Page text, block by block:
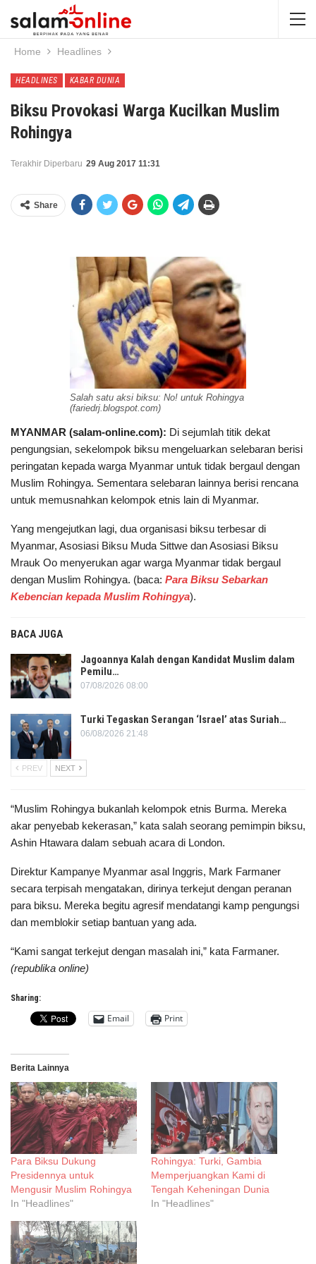
Home Headlines
HEADLINES KABAR DUNIA
Biksu Provokasi Warga Kucilkan Muslim
Rohingya
Terakhir Diperbaru 29 Aug 2017 11:31
Share
Salah satu aksi biksu: No! untuk Rohingya
(fariedrj.blogspot.com)
MYANMAR (salam-online.com): Di sejumlah titik dekat
pengungsian, sekelompok biksu mengeluarkan selebaran berisi
peringatan kepada warga Myanmar untuk tidak bergaul dengan
Muslim Rohingya. Sementara selebaran lainnya berisi rencana
untuk memusnahkan kelompok etnis lain di Myanmar.
Yang mengejutkan lagi, dua organisasi biksu terbesar di
Myanmar, Asosiasi Biksu Muda Sittwe dan Asosiasi Biksu
Mrauk Oo menyerukan agar warga Myanmar tidak bergaul
dengan Muslim Rohingya. (baca: Para Biksu Sebarkan
Kebencian kepada Muslim Rohingya).
BACA JUGA
Jagoannya Kalah dengan Kandidat Muslim dalam
Pemilu…
07/08/2026 08:00
Turki Tegaskan Serangan ‘Israel’ atas Suriah…
06/08/2026 21:48
PREV NEXT
“Muslim Rohingya bukanlah kelompok etnis Burma. Mereka
akar penyebab kekerasan,” kata salah seorang pemimpin biksu,
Ashin Htawara dalam sebuah acara di London.
Direktur Kampanye Myanmar asal Inggris, Mark Farmaner
secara terpisah mengatakan, dirinya terkejut dengan peranan
para biksu. Mereka begitu agresif mendatangi kamp pengungsi
dan memblokir setiap bantuan yang ada.
“Kami sangat terkejut dengan masalah ini,” kata Farmaner.
(republika online)
Sharing:
Email Print
Berita Lainnya
Para Biksu Dukung
Presidennya untuk
Mengusir Muslim Rohingya
In "Headlines"
Rohingya: Turki, Gambia
Memperjuangkan Kami di
Tengah Keheningan Dunia
In "Headlines"